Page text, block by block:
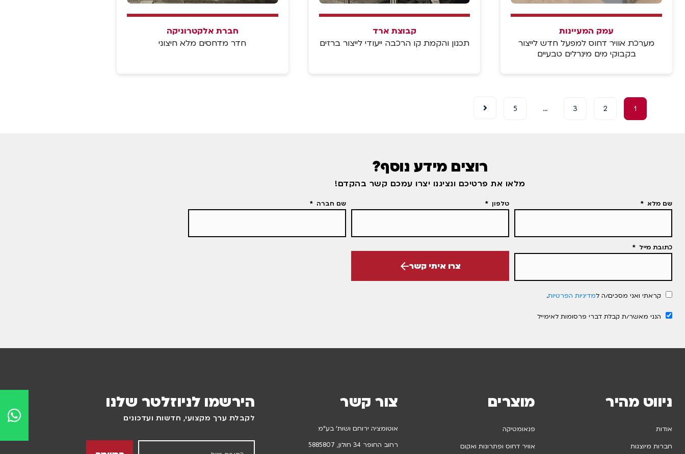
עמק המעיינות
מערכת אוויר דחוס למפעל חדש לייצור
בקבוקי מים מינרלים טבעיים
קבוצת ארד
תכנון והקמת קו הרכבה ייעודי לייצור ברזים
חברת אלקטרוניקה
חדר מדחסים מלא חיצוני
1
2
3
…
5
רוצים מידע נוסף?
מלאו את פרטיכם ונציגנו יצרו עמכם קשר בהקדם!
שם מלא טלפון שם חברה
כתובת מייל
קראתי ואני מסכים/ה למדיניות הפרטיות.
הנני מאשר/ת קבלת דברי פרסומות לאימייל
צרו איתי קשר
ניווט מהיר
אודות
חברות מיוצגות
מוצרים
פנאומטיקה
אוויר דחוס ופתרונות ואקום
צור קשר
אוטומציה ירוחם ושות’ בע”מ
רחוב החופר 34 חולון, 5885807
הירשמו לניוזלטר שלנו
לקבלת ערך מקצועי, חדשות ועדכונים